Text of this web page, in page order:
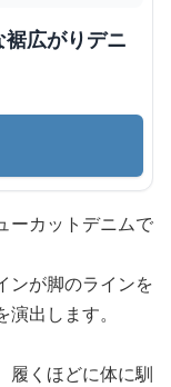
広がりデニ
ーカットデニムで
ンが脚のラインを
出します。
履くほどに体に馴